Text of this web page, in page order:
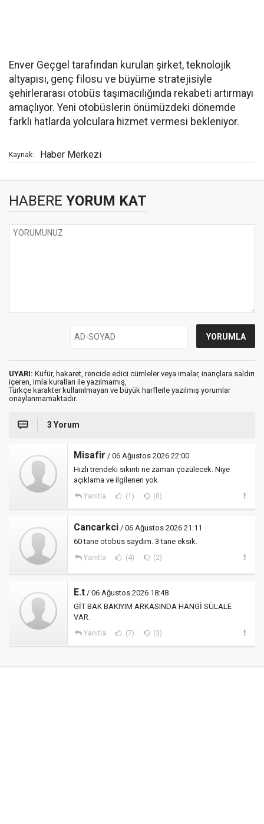
Enver Geçgel tarafından kurulan şirket, teknolojik
altyapısı, genç filosu ve büyüme stratejisiyle
şehirlerarası otobüs taşımacılığında rekabeti artırmayı
amaçlıyor. Yeni otobüslerin önümüzdeki dönemde
farklı hatlarda yolculara hizmet vermesi bekleniyor.
Kaynak: Haber Merkezi
HABERE YORUM KAT
UYARI: Küfür, hakaret, rencide edici cümleler veya imalar, inançlara saldırı
içeren, imla kuralları ile yazılmamış,
Türkçe karakter kullanılmayan ve büyük harflerle yazılmış yorumlar
onaylanmamaktadır.
3 Yorum
Misafir / 06 Ağustos 2026 22:00
Hızlı trendeki sıkıntı ne zaman çözülecek. Niye
açıklama ve ilgilenen yok
Yanıtla (1) (0)
Cancarkci / 06 Ağustos 2026 21:11
60 tane otobüs saydım. 3 tane eksik.
Yanıtla (4) (2)
E.t / 06 Ağustos 2026 18:48
GİT BAK BAKIYIM ARKASINDA HANGİ SÜLALE
VAR.
Yanıtla (7) (3)